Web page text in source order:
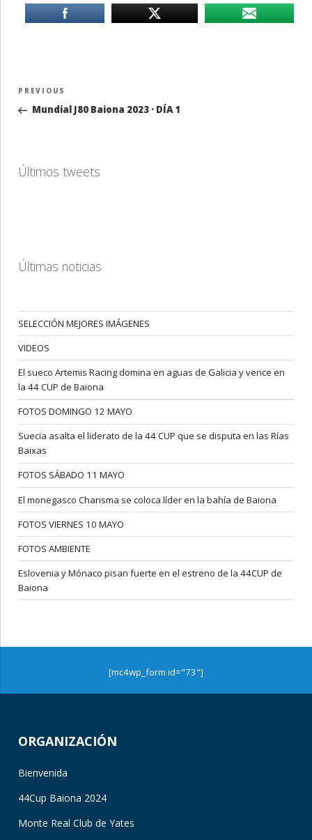
Navegación
entradas
Previous
Post
PREVIOUS
Mundial J80 Baiona 2023 · DÍA 1
Últimos tweets
Últimas noticias
SELECCIÓN MEJORES IMÁGENES
VIDEOS
El sueco Artemis Racing domina en aguas de Galicia y vence en
la 44 CUP de Baiona
FOTOS DOMINGO 12 MAYO
Suecia asalta el liderato de la 44 CUP que se disputa en las Rías
Baixas
FOTOS SÁBADO 11 MAYO
El monegasco Charisma se coloca líder en la bahía de Baiona
FOTOS VIERNES 10 MAYO
FOTOS AMBIENTE
Eslovenia y Mónaco pisan fuerte en el estreno de la 44CUP de
Baiona
[mc4wp_form id="73"]
ORGANIZACIÓN
Bienvenida
44Cup Baiona 2024
Monte Real Club de Yates